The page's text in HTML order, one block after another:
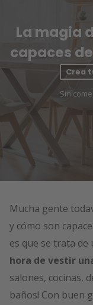
La magia
capaces
Crea
Sin
Mucha gente
y cómo son
es que se trata de
hora de vestir
salones, cocinas,
baños! Con buen